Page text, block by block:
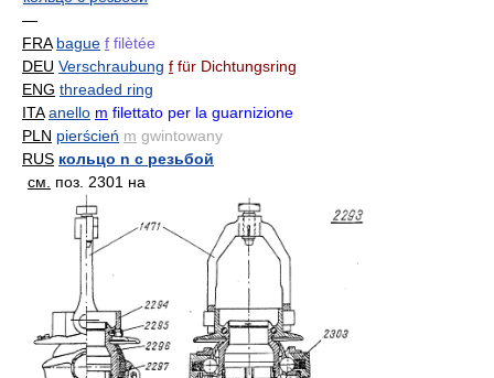
—
FRA bague f filètée
DEU Verschraubung f für Dichtungsring
ENG threaded ring
ITA anello m filettato per la guarnizione
PLN pierścień m gwintowany
RUS кольцо n с резьбой
см.
поз. 2301 на